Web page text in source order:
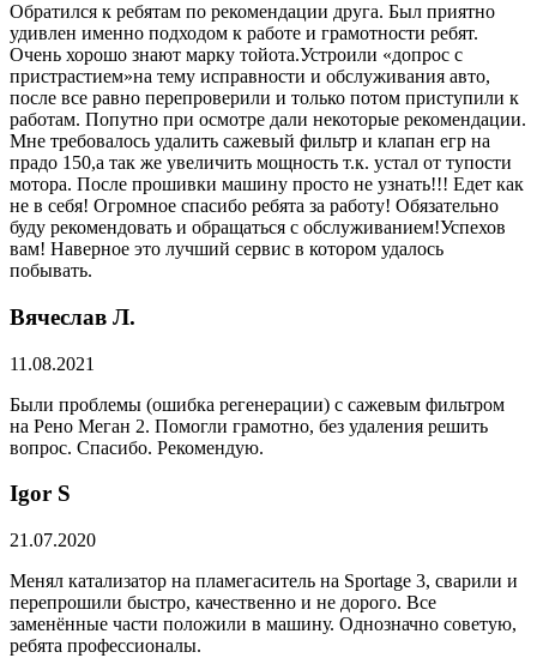
Обратился к ребятам по рекомендации друга. Был приятно
удивлен именно подходом к работе и грамотности ребят.
Очень хорошо знают марку тойота.Устроили «допрос с
пристрастием»на тему исправности и обслуживания авто,
после все равно перепроверили и только потом приступили к
работам. Попутно при осмотре дали некоторые рекомендации.
Мне требовалось удалить сажевый фильтр и клапан егр на
прадо 150,а так же увеличить мощность т.к. устал от тупости
мотора. После прошивки машину просто не узнать!!! Едет как
не в себя! Огромное спасибо ребята за работу! Обязательно
буду рекомендовать и обращаться с обслуживанием!Успехов
вам! Наверное это лучший сервис в котором удалось
побывать.
Вячеслав Л.
11.08.2021
Были проблемы (ошибка регенерации) с сажевым фильтром
на Рено Меган 2. Помогли грамотно, без удаления решить
вопрос. Спасибо. Рекомендую.
​Igor S
21.07.2020
Менял катализатор на пламегаситель на Sportage 3, сварили и
перепрошили быстро, качественно и не дорого. Все
заменённые части положили в машину. Однозначно советую,
ребята профессионалы.